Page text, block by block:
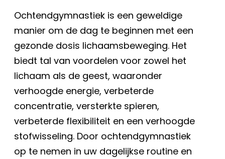
Ochtendgymnastiek is een geweldige
manier om de dag te beginnen met een
gezonde dosis lichaamsbeweging. Het
biedt tal van voordelen voor zowel het
lichaam als de geest, waaronder
verhoogde energie, verbeterde
concentratie, versterkte spieren,
verbeterde flexibiliteit en een verhoogde
stofwisseling. Door ochtendgymnastiek
op te nemen in uw dagelijkse routine en